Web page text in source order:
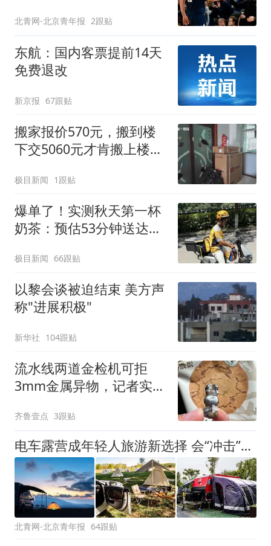
北青网-北京青年报 2跟贴
东航：国内客票提前14天
免费退改
新京报 67跟贴
搬家报价570元，搬到楼
下交5060元才肯搬上楼！
极目新闻 1跟贴
爆单了！实测秋天第一杯
奶茶：预估53分钟送达，
极目新闻 66跟贴
以黎会谈被迫结束 美方声
称"进展积极"
新华社 104跟贴
流水线两道金检机可拒
3mm金属异物，记者实探
何选择谅解
齐鲁壹点 3跟贴
电车露营成年轻人旅游新选择 会“冲击”传统住宿业吗？
北青网-北京青年报 64跟贴